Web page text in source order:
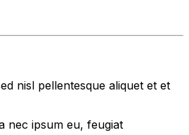
nisl pellentesque aliquet et et
nec ipsum eu, feugiat